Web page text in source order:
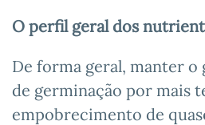
O perfil geral dos
De forma geral, manter o
de germinação por mais
empobrecimento de